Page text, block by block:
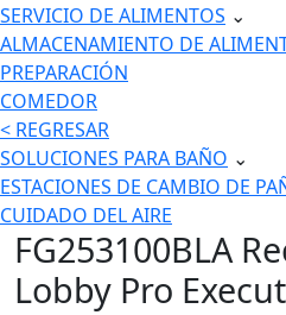
SERVICIO DE ALIMENTOS ⌄
ALMACENAMIENTO DE
PREPARACIÓN
COMEDOR
< REGRESAR
SOLUCIONES PARA BAÑO ⌄
ESTACIONES DE CAMBIO DE
CUIDADO DEL AIRE
FG253100BLA
Lobby Pro